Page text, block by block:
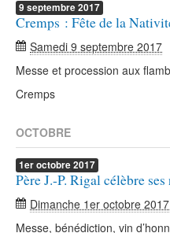
Je donne
Annuaire/Contact
9 septembre2017
Cremps : Fête de la
Samedi 9 septembre 2017
Messe et procession aux
Cremps
OCTOBRE
1eroctobre2017
Père J.-P. Rigal célèbre ses
Dimanche 1er octobre 2017
Messe, bénédiction, vin